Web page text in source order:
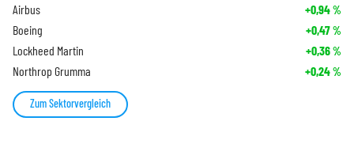
Airbus +0,94%
Boeing +0,47%
Lockheed Martin +0,36%
Northrop Grumma +0,24%
Zum Sektorvergleich